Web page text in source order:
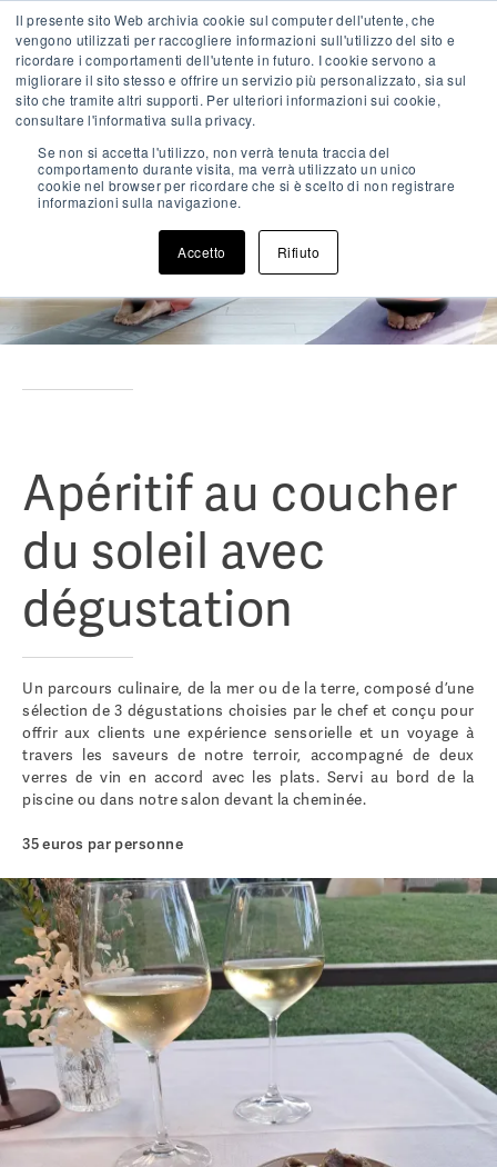
Il presente sito Web archivia cookie sul computer dell'utente, che
vengono utilizzati per raccogliere informazioni sull'utilizzo del sito e
ricordare i comportamenti dell'utente in futuro. I cookie servono a
migliorare il sito stesso e offrire un servizio più personalizzato, sia sul
sito che tramite altri supporti. Per ulteriori informazioni sui cookie,
consultare l'informativa sulla privacy.
Se non si accetta l'utilizzo, non verrà tenuta traccia del
comportamento durante visita, ma verrà utilizzato un unico
cookie nel browser per ricordare che si è scelto di non registrare
informazioni sulla navigazione.
Accetto Rifiuto
content
IT EN
Riva Loft (FR)
Enjoy a romantic getaway
Apéritif au coucher
du soleil avec
dégustation
Un parcours culinaire, de la mer ou de la terre, composé d’une
sélection de 3 dégustations choisies par le chef et conçu pour
offrir aux clients une expérience sensorielle et un voyage à
travers les saveurs de notre terroir, accompagné de deux
verres de vin en accord avec les plats. Servi au bord de la
piscine ou dans notre salon devant la cheminée.
35 euros par personne